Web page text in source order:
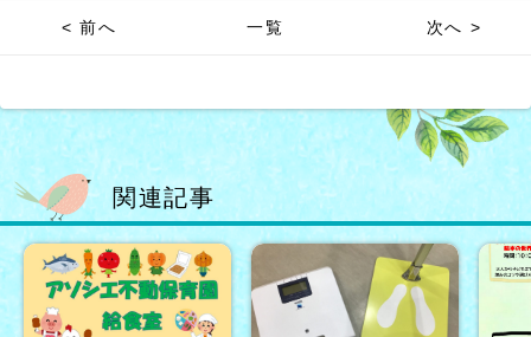
< 前へ 一覧 次へ >
関連記事